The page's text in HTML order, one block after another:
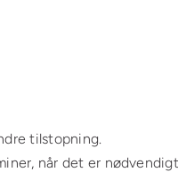
tilstopning.
når det er